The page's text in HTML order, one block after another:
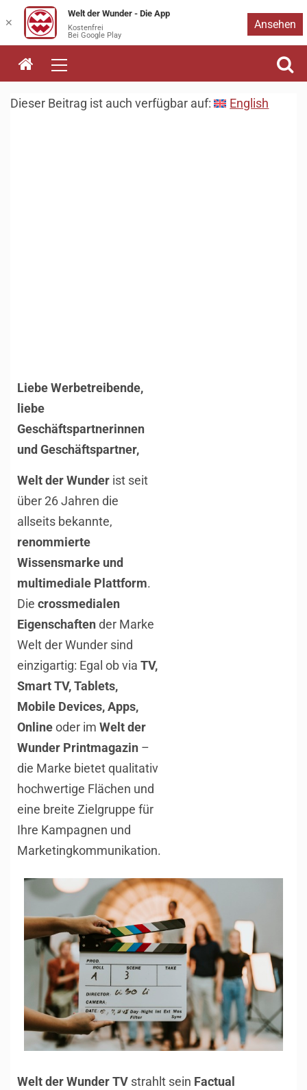
Zum
Inhalt
springen
Dieser Beitrag ist auch verfügbar auf: English
Liebe Werbetreibende,
liebe
Geschäftspartnerinnen
und Geschäftspartner,
Welt der Wunder ist seit
über 26 Jahren die
allseits bekannte,
renommierte
Wissensmarke und
multimediale Plattform.
Die crossmedialen
Eigenschaftender Marke
Welt der Wunder sind
einzigartig: Egal ob via TV,
Smart TV, Tablets,
Mobile Devices, Apps,
Onlineoder im Welt der
Wunder Printmagazin –
die Marke bietet qualitativ
hochwertige Flächen und
eine breite Zielgruppe für
Ihre Kampagnen und
Marketingkommunikation.
Welt der Wunder TV strahlt sein Factual
✕
Welt der Wunder - Die App
Kostenfrei
Bei Google Play
Ansehen